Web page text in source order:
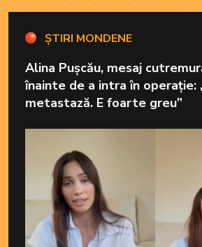
ȘTIRI MONDENE
Alina Pușcău, mesaj
înainte de a intra în operație:
metastază. E foarte greu”